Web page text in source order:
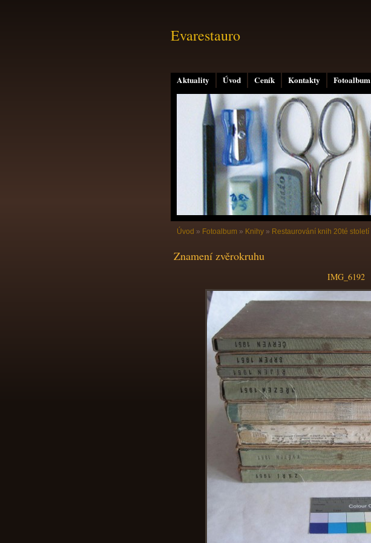
Aktuality Úvod Ceník Kontakty Fotoalbum
Evarestauro
Úvod » Fotoalbum » Knihy » Restaurování knih 20té století
Znamení zvěrokruhu
IMG_6192